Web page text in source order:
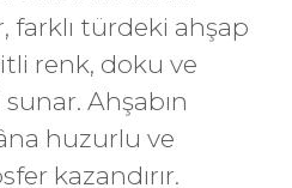
farklı türdeki ahşap
renk, doku ve
Ahşabın
huzurlu ve
kazandırır.